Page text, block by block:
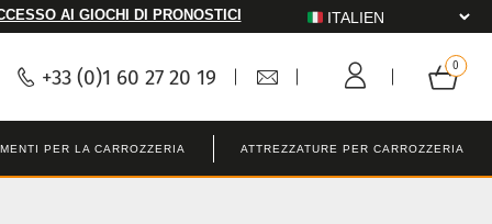
AI GIOCHI DI PRONOSTICI
+33 (0)1 60 27 20 19
PER LA CARROZZERIA ATTREZZATURE PER CARROZZERIA